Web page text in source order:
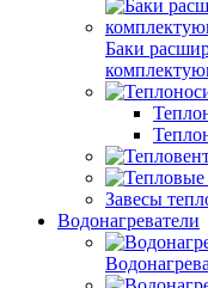
Баки
Завесы
Водонагреватели